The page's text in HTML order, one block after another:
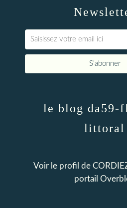
le blog da59-
littoral
Voir le profil de
portail